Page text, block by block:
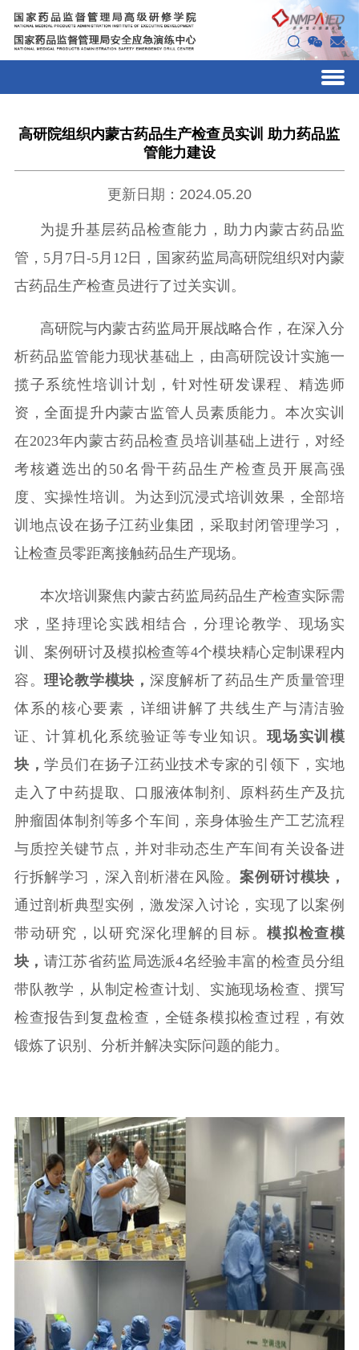
高研院组织内蒙古药品生产检查员实训 助力药品监
管能力建设
更新日期：2024.05.20
为提升基层药品检查能力，助力内蒙古药品监
管， 5月7日-5月12日，国家药监局高研院组织对内蒙
古药品生产检查员进行了过关实训 。
高研院与内蒙古药监局开展战略合作，在深入分
析药品监管能力现状基础上，由高研院设计实施一
揽子系统性培训计划，针对性研发课程、精选师
资，全面提升内蒙古监管人员素质能力。本次实训
在2023年内蒙古药品检查员培训基础上进行，对经
考核遴选出的50名骨干药品生产检查员开展高强
度、实操性培训。为达到沉浸式培训效果，全部培
训地点设在扬子江药业集团，采取封闭管理学习，
让检查员零距离接触药品生产现场。
本次培训聚焦内蒙古药监局药品生产检查实际需
求 ， 坚持理论实践相结合，分理论教学、现场实
训、案例研讨及模拟检查等4个模块精心定制课程内
容。理论教学模块 ， 深度解析了药品生产质量管理
体系的核心要素，详细讲解了共线生产与清洁验
证、计算机化系统验证等专业知识。现场实训模
块，学员们在扬子江药业技术专家的引领下，实地
走入了中药提取、口服液体制剂、原料药生产及抗
肿瘤固体制剂等多个车间，亲身体验生产工艺流程
与质控关键节点， 并对非动态生产车间有关设备进
行拆解学习， 深入剖析潜在风险。案例研讨模块，
通过剖析典型实例，激发深入讨论，实现了以案例
带动研究，以研究深化理解的目标。模拟检查模
块， 请江苏省药监局选派4名经验丰富的检查员分组
带队教学，从制定检查计划、实施现场检查、撰写
检查报告到 复盘检查 ， 全链条模拟检查过程，有效
锻炼了识别、分析并解决实际问题的能力。